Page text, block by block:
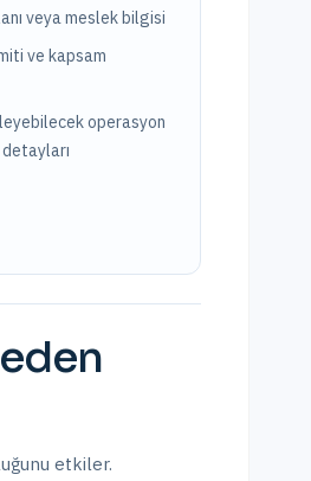
veya meslek bilgisi
ve kapsam
operasyon
etkiler.